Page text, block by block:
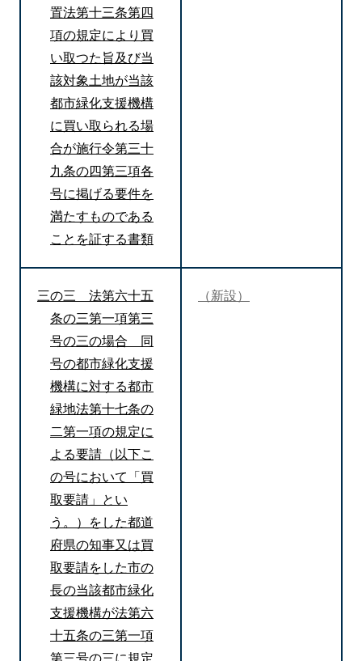
置法第十三条第四
項の規定により買
い取つた旨及び当
該対象土地が当該
都市緑化支援機構
に買い取られる場
合が施行令第三十
九条の四第三項各
号に掲げる要件を
満たすものである
ことを証する書類
三の三 法第六十五
条の三第一項第三
号の三の場合 同
号の都市緑化支援
機構に対する都市
緑地法第十七条の
二第一項の規定に
よる要請（以下こ
の号において「買
取要請」とい
う。）をした都道
府県の知事又は買
取要請をした市の
長の当該都市緑化
支援機構が法第六
十五条の三第一項
（新設）